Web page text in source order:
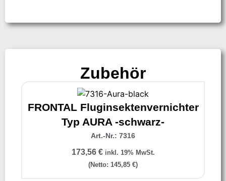
Zubehör
FRONTAL Fluginsektenvernichter
Typ AURA -schwarz-
Art.-Nr.: 7316
173,56 € inkl. 19% MwSt.
(Netto: 145,85 €)